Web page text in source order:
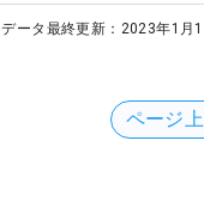
データ最終更新： 2023年1月
ページ